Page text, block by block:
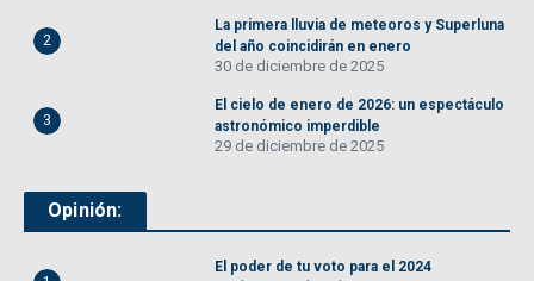
2
La primera lluvia de meteoros y Superluna
del año coincidirán en enero
30 de diciembre de 2025
3
El cielo de enero de 2026: un espectáculo
astronómico imperdible
29 de diciembre de 2025
Opinión:
El poder de tu voto para el 2024